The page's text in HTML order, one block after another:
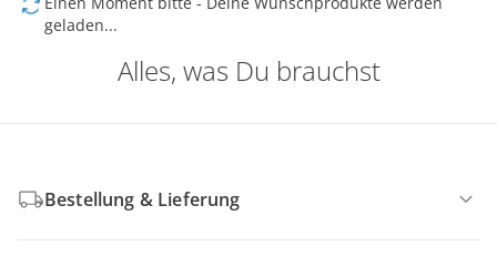
geladen...
Alles, was Du brauchst
Bestellung & Lieferung